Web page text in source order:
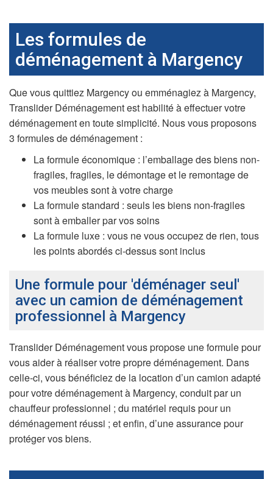
Les formules de
déménagement à Margency
Que vous quittiez Margency ou emménagiez à Margency,
Translider Déménagement est habilité à effectuer votre
déménagement en toute simplicité. Nous vous proposons
3 formules de déménagement :
La formule économique : l’emballage des biens non-
fragiles, fragiles, le démontage et le remontage de
vos meubles sont à votre charge
La formule standard : seuls les biens non-fragiles
sont à emballer par vos soins
La formule luxe : vous ne vous occupez de rien, tous
les points abordés ci-dessus sont inclus
Une formule pour 'déménager seul'
avec un camion de déménagement
professionnel à Margency
Translider Déménagement vous propose une formule pour
vous aider à réaliser votre propre déménagement. Dans
celle-ci, vous bénéficiez de la location d’un camion adapté
pour votre déménagement à Margency, conduit par un
chauffeur professionnel ; du matériel requis pour un
déménagement réussi ; et enfin, d’une assurance pour
protéger vos biens.